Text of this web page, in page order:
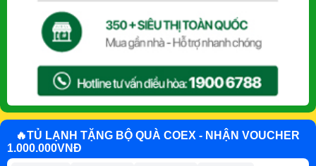
🔥TỦ LẠNH TẶNG BỘ QUÀ COEX - NHẬN VOUCHER
1.000.000VNĐ